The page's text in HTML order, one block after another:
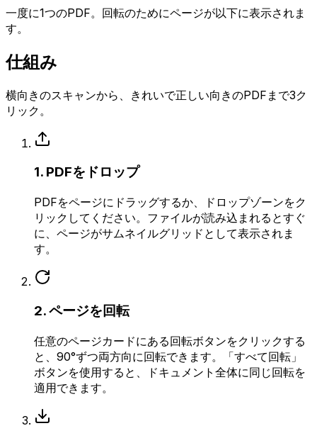
一度に1つのPDF。回転のためにページが以下に表示されま
す。
仕組み
横向きのスキャンから、きれいで正しい向きのPDFまで3ク
リック。
1. PDFをドロップ
PDFをページにドラッグするか、ドロップゾーンをク
リックしてください。ファイルが読み込まれるとすぐ
に、ページがサムネイルグリッドとして表示されま
す。
2. ページを回転
任意のページカードにある回転ボタンをクリックする
と、90°ずつ両方向に回転できます。「すべて回転」
ボタンを使用すると、ドキュメント全体に同じ回転を
適用できます。